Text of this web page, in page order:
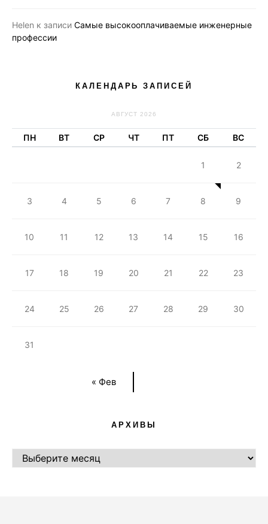
Helen к записи Самые высокооплачиваемые инженерные
профессии
КАЛЕНДАРЬ ЗАПИСЕЙ
АВГУСТ 2026
ПН ВТ СР ЧТ ПТ СБ ВС
« Фев
1 2
3 4 5 6 7 8 9
10 11 12 13 14 15 16
17 18 19 20 21 22 23
24 25 26 27 28 29 30
31
АРХИВЫ